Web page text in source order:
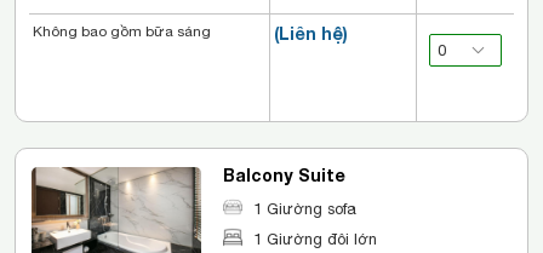
(Liên hệ)
Không bao gồm bữa sáng
Balcony Suite
1 Giường sofa
1 Giường đôi lớn